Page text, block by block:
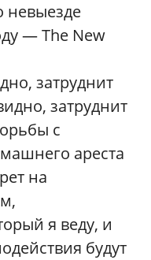
невыезде
— The New
затруднит
затруднит
с
ареста
на
я веду, и
будут